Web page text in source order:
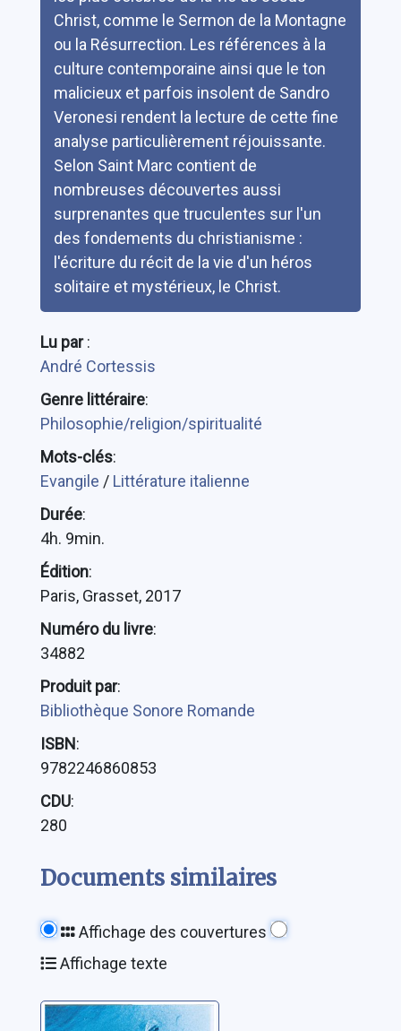
Christ, comme le Sermon de la Montagne
ou la Résurrection. Les références à la
culture contemporaine ainsi que le ton
malicieux et parfois insolent de Sandro
Veronesi rendent la lecture de cette fine
analyse particulièrement réjouissante.
Selon Saint Marc contient de
nombreuses découvertes aussi
surprenantes que truculentes sur l'un
des fondements du christianisme :
l'écriture du récit de la vie d'un héros
solitaire et mystérieux, le Christ.
Lu par:
André Cortessis
Genre littéraire:
Philosophie/religion/spiritualité
Mots-clés:
Evangile / Littérature italienne
Durée:
4h. 9min.
Édition:
Paris, Grasset, 2017
Numéro du livre:
34882
Produit par:
Bibliothèque Sonore Romande
ISBN:
9782246860853
CDU:
280
Documents similaires
Affichage des couvertures
Affichage texte
Chaos calme